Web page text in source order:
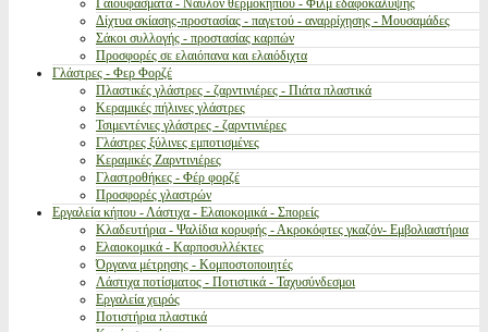
Γαιουφάσματα - Νάυλον θερμοκηπίου - Φίλμ εδαφοκάλυψης
Δίχτυα σκίασης-προστασίας - παγετού - αναρρίχησης - Μουσαμάδες
Σάκοι συλλογής - προστασίας καρπών
Προσφορές σε ελαιόπανα και ελαιόδιχτα
Γλάστρες - Φερ Φορζέ
Πλαστικές γλάστρες - ζαρντινιέρες - Πιάτα πλαστικά
Κεραμικές πήλινες γλάστρες
Τσιμεντένιες γλάστρες - ζαρντινιέρες
Γλάστρες ξύλινες εμποτισμένες
Κεραμικές Ζαρντινιέρες
Γλαστροθήκες - Φέρ φορζέ
Προσφορές γλαστρών
Εργαλεία κήπου - Λάστιχα - Ελαιοκομικά - Σπορείς
Κλαδευτήρια - Ψαλίδια κορυφής - Ακροκόφτες γκαζόν- Εμβολιαστήρια
Ελαιοκομικά - Καρποσυλλέκτες
Όργανα μέτρησης - Κομποστοποιητές
Λάστιχα ποτίσματος - Ποτιστικά - Ταχυσύνδεσμοι
Εργαλεία χειρός
Ποτιστήρια πλαστικά